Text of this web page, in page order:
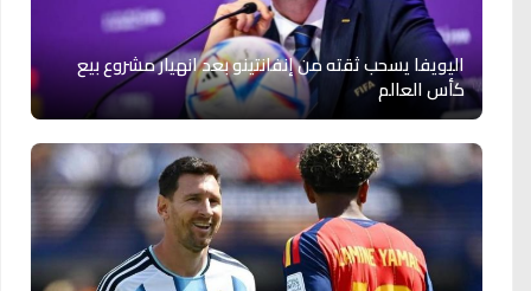
اليويفا يسحب ثقته من إنفانتينو بعد انهيار مشروع بيع
كأس العالم